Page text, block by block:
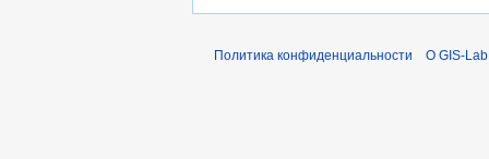
Политика конфиденциальности О GIS-Lab